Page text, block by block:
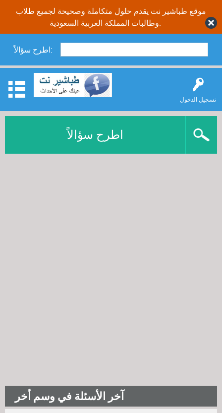
موقع طباشير نت يقدم حلول متكاملة وصحيحة لجميع طلاب
اطرح سؤالاً:
تسجيل الدخول
اطرح سؤالاً
آخر الأسئلة في وسم أخر